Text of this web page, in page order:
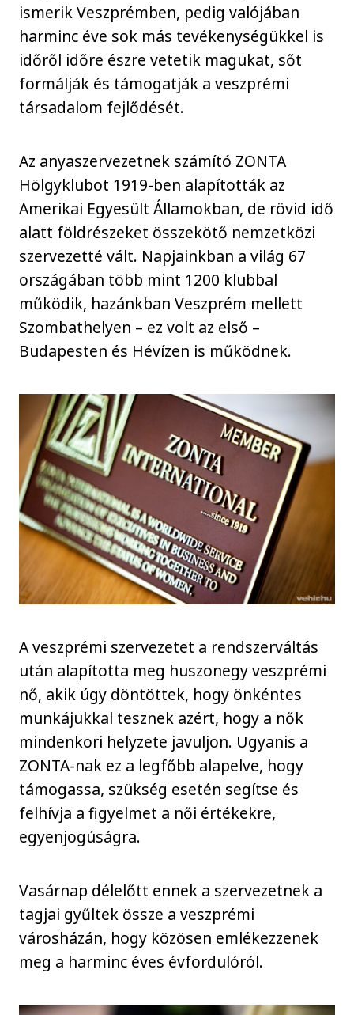
ismerik Veszprémben, pedig valójában
harminc éve sok más tevékenységükkel is
időről időre észre vetetik magukat, sőt
formálják és támogatják a veszprémi
társadalom fejlődését.
Az anyaszervezetnek számító ZONTA
Hölgyklubot 1919-ben alapították az
Amerikai Egyesült Államokban, de rövid idő
alatt földrészeket összekötő nemzetközi
szervezetté vált. Napjainkban a világ 67
országában több mint 1200 klubbal
működik, hazánkban Veszprém mellett
Szombathelyen – ez volt az első –
Budapesten és Hévízen is működnek.
A veszprémi szervezetet a rendszerváltás
után alapította meg huszonegy veszprémi
nő, akik úgy döntöttek, hogy önkéntes
munkájukkal tesznek azért, hogy a nők
mindenkori helyzete javuljon. Ugyanis a
ZONTA-nak ez a legfőbb alapelve, hogy
támogassa, szükség esetén segítse és
felhívja a figyelmet a női értékekre,
egyenjogúságra.
Vasárnap délelőtt ennek a szervezetnek a
tagjai gyűltek össze a veszprémi
városházán, hogy közösen emlékezzenek
meg a harminc éves évfordulóról.